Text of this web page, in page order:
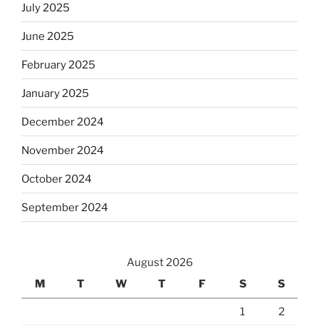
July 2025
June 2025
February 2025
January 2025
December 2024
November 2024
October 2024
September 2024
August 2026
M
T W T F S S
1 2